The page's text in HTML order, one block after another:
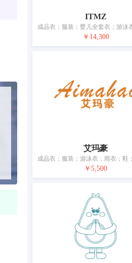
ITMZ
￥14,300
艾玛豪
￥5,500